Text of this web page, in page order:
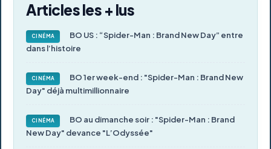
Articles les + lus
CINÉMA
BO US : “Spider-Man : Brand New Day” entre
dans l’histoire
CINÉMA
BO 1er week-end : "Spider-Man : Brand New
Day" déjà multimillionnaire
CINÉMA
BO au dimanche soir : "Spider-Man : Brand
New Day" devance "L’Odyssée"